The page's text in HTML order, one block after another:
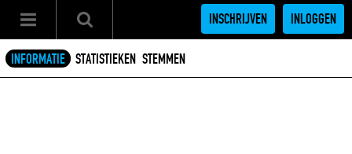
INSCHRIJVEN INLOGGEN
INFORMATIE STATISTIEKEN STEMMEN